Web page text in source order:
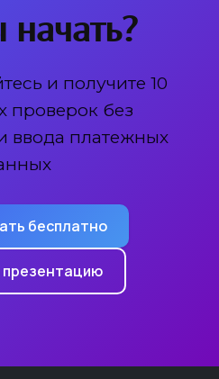
начать?
и получите 10
проверок без
ввода платежных
бесплатно
презентацию